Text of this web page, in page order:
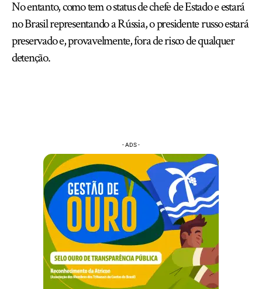
No entanto, como tem o status de chefe de Estado e estará
no Brasil representando a Rússia, o presidente russo estará
preservado e, provavelmente, fora de risco de qualquer
detenção.
- ADS -